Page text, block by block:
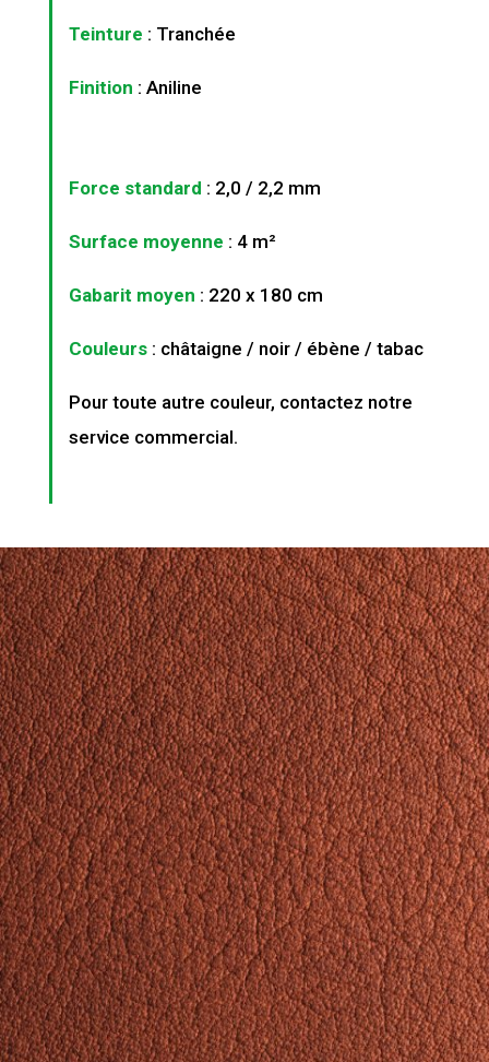
Teinture : Tranchée
Finition : Aniline
Force standard : 2,0 / 2,2 mm
Surface moyenne : 4 m²
Gabarit moyen : 220 x 180 cm
Couleurs: châtaigne / noir / ébène / tabac
Pour toute autre couleur, contactez notre
service commercial.